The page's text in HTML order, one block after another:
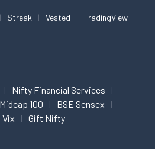
Streak Vested TradingView
Nifty Financial Services
100
BSE Sensex
Vix Gift Nifty